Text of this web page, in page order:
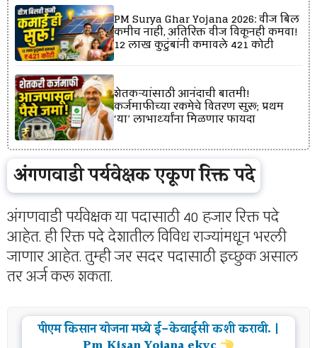
PM Surya Ghar Yojana 2026: वीज बिल
कमीच नाही, अतिरिक्त वीज विकूनही कमवा!
12 लाख कुटुंबांनी कमावले ₹421 कोटी
शेतकऱ्यांसाठी आनंदाची बातमी!
कर्जमाफीच्या रकमेचे वितरण सुरू; प्रथम
‘या’ लाभार्थ्यांना मिळणार फायदा
अंगणवाडी पर्यवेक्षक एकूण रिक्त पदे
अंगणवाडी पर्यवेक्षक या पदासाठी 40 हजार रिक्त पदे
आहेत. ही रिक्त पदे देशातील विविध राज्यांमधून भरली
जाणार आहेत. तुम्ही जर सदर पदासाठी इच्छुक असाल
तर अर्ज करू शकता.
पीएम किसान योजना मध्ये ई-केवाईसी कशी करावी. |